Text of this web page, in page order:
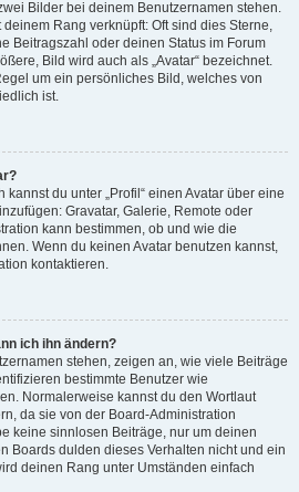
Bilder bei deinem Benutzernamen stehen.
Rang verknüpft: Oft sind dies Sterne,
Beitragszahl oder deinen Status im Forum
Bild wird auch als „Avatar“ bezeichnet.
um ein persönliches Bild, welches von
ist.
du unter „Profil“ einen Avatar über eine
Gravatar, Galerie, Remote oder
kann bestimmen, ob und wie die
Wenn du keinen Avatar benutzen kannst,
kontaktieren.
ich ihn ändern?
stehen, zeigen an, wie viele Beiträge
bestimmte Benutzer wie
Normalerweise kannst du den Wortlaut
da sie von der Board-Administration
keine sinnlosen Beiträge, nur um deinen
Boards dulden dieses Verhalten nicht und ein
deinen Rang unter Umständen einfach